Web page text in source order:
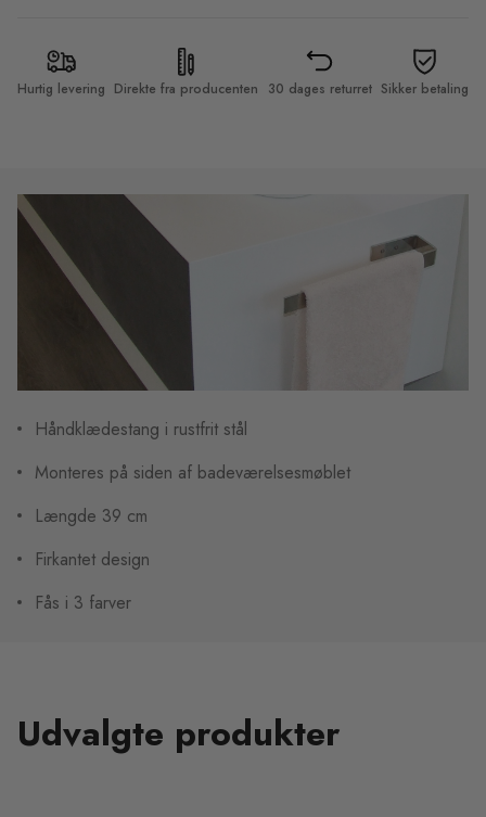
Hurtig levering Direkte fra producenten 30 dages returret Sikker betaling
Håndklædestang i rustfrit stål
Monteres på siden af badeværelsesmøblet
Længde 39 cm
Firkantet design
Fås i 3 farver
Udvalgte produkter